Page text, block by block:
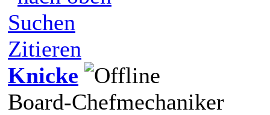
Suchen
Zitieren
Knicke
Board-Chefmechaniker